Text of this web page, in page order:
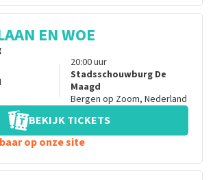
EN WOE
20:00uur
Stadsschouwburg De
Maagd
Bergen op Zoom, Nederland
BEKIJK TICKETS
op onze site